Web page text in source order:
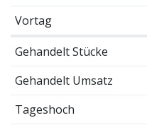
Vortag
Gehandelt Stücke
Gehandelt Umsatz
Tageshoch